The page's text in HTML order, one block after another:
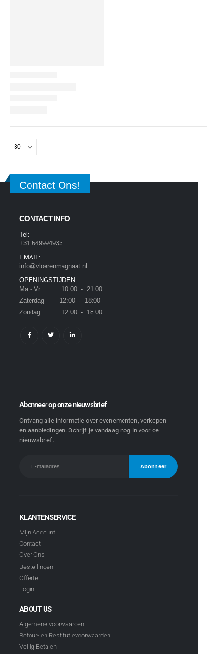
Contact Ons!
CONTACT INFO
Tel:
+31 649994933
EMAIL:
info@vloerenmagnaat.nl
OPENINGSTIJDEN
Ma - Vr 10:00 - 21:00
Zaterdag 12:00 - 18:00
Zondag 12:00 - 18:00
Abonneer op onze nieuwsbrief
Ontvang alle informatie over evenementen, verkopen
en aanbiedingen. Schrijf je vandaag nog in voor de
nieuwsbrief.
KLANTENSERVICE
Mijn Account
Contact
Over Ons
Bestellingen
Offerte
Login
ABOUT US
Algemene voorwaarden
Retour- en Restitutievoorwaarden
Veilig Betalen